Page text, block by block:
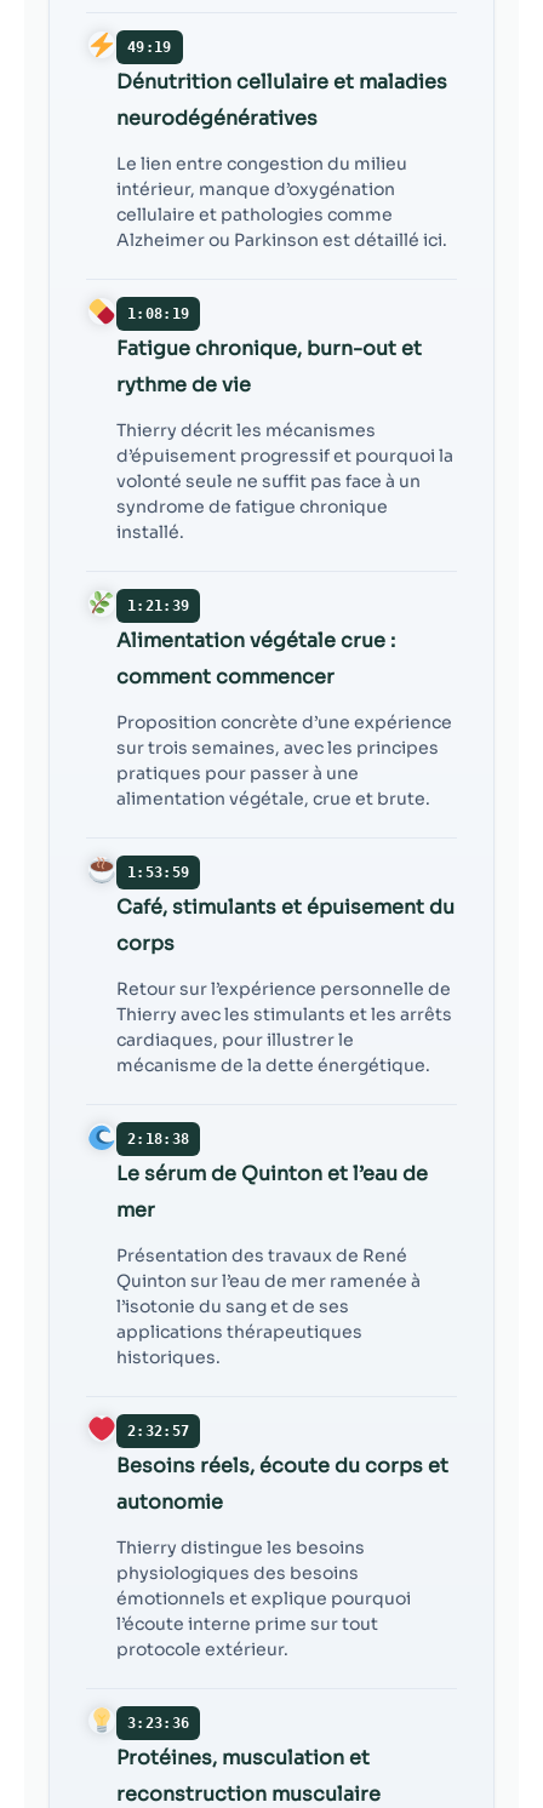
49:19
Dénutrition cellulaire et maladies
neurodégénératives
Le lien entre congestion du milieu
intérieur, manque d’oxygénation
cellulaire et pathologies comme
Alzheimer ou Parkinson est détaillé ici.
1:08:19
Fatigue chronique, burn-out et
rythme de vie
Thierry décrit les mécanismes
d’épuisement progressif et pourquoi la
volonté seule ne suffit pas face à un
syndrome de fatigue chronique
installé.
1:21:39
Alimentation végétale crue :
comment commencer
Proposition concrète d’une expérience
sur trois semaines, avec les principes
pratiques pour passer à une
alimentation végétale, crue et brute.
1:53:59
Café, stimulants et épuisement du
corps
Retour sur l’expérience personnelle de
Thierry avec les stimulants et les arrêts
cardiaques, pour illustrer le
mécanisme de la dette énergétique.
2:18:38
Le sérum de Quinton et l’eau de
mer
Présentation des travaux de René
Quinton sur l’eau de mer ramenée à
l’isotonie du sang et de ses
applications thérapeutiques
historiques.
2:32:57
Besoins réels, écoute du corps et
autonomie
Thierry distingue les besoins
physiologiques des besoins
émotionnels et explique pourquoi
l’écoute interne prime sur tout
protocole extérieur.
3:23:36
Protéines, musculation et
reconstruction musculaire